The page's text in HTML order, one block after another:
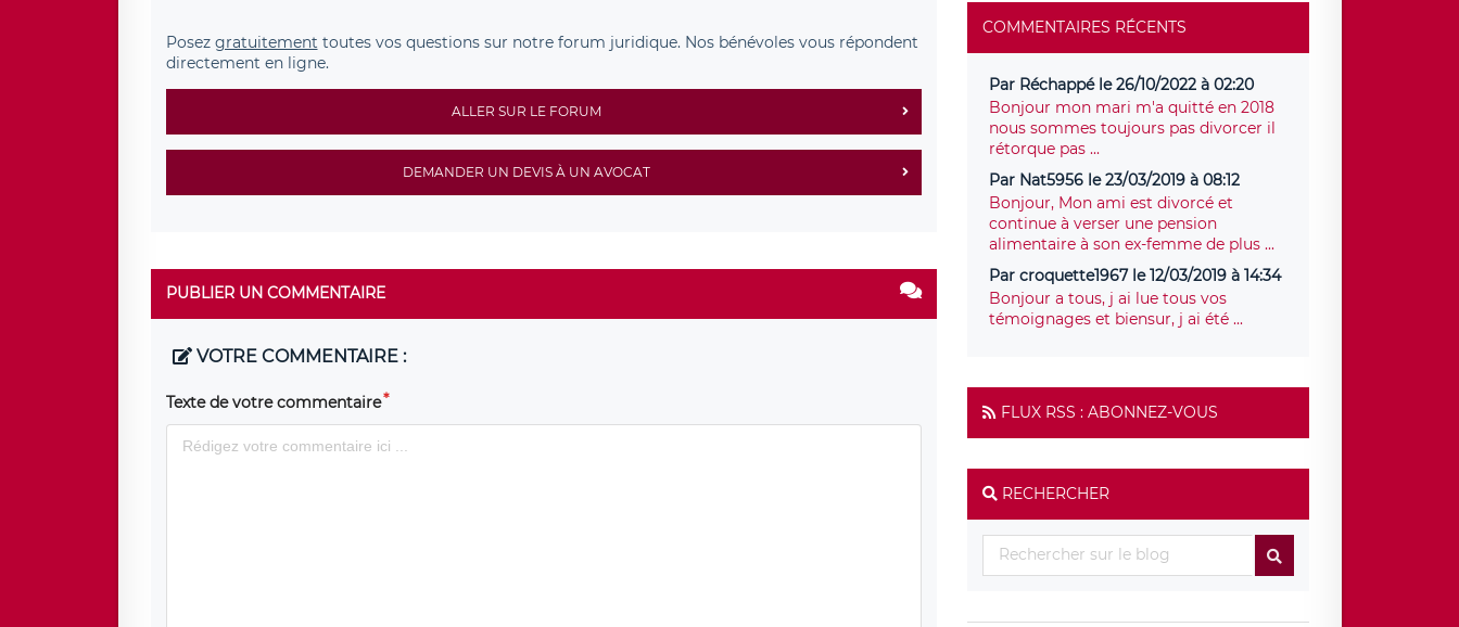
Posez gratuitement toutes vos questions sur notre forum juridique. Nos bénévoles vous répondent
directement en ligne.
ALLER SUR LE FORUM
DEMANDER UN DEVIS À UN AVOCAT
PUBLIER UN COMMENTAIRE
VOTRE COMMENTAIRE :
Texte de votre commentaire
COMMENTAIRES RÉCENTS
Par Réchappé le 26/10/2022 à 02:20
Bonjour mon mari m'a quitté en 2018
nous sommes toujours pas divorcer il
rétorque pas ...
Par Nat5956 le 23/03/2019 à 08:12
Bonjour, Mon ami est divorcé et
continue à verser une pension
alimentaire à son ex-femme de plus ...
Par croquette1967 le 12/03/2019 à 14:34
Bonjour a tous, j ai lue tous vos
témoignages et biensur, j ai été ...
FLUX RSS : ABONNEZ-VOUS
RECHERCHER